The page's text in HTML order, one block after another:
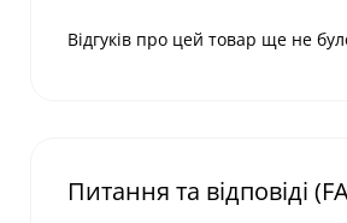
Відгуків про цей товар ще не
Питання та відповіді